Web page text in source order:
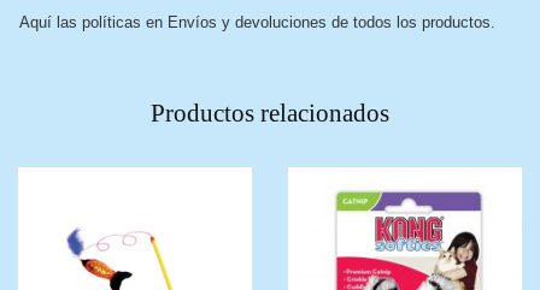
Aquí las políticas en Envíos y devoluciones de todos los productos.
Productos relacionados